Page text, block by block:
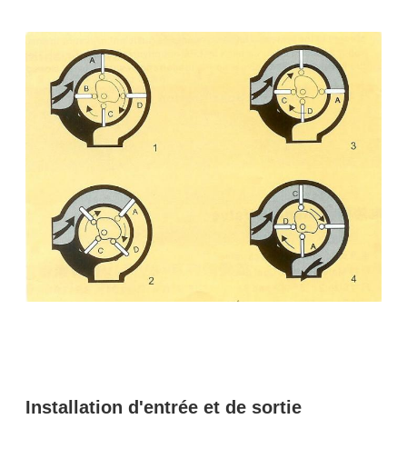
Installation d'entrée et de sortie